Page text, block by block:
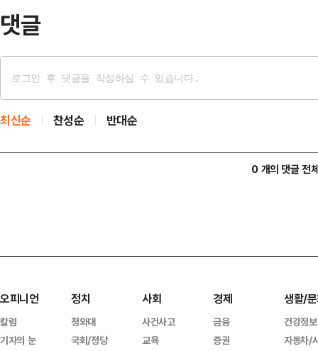
댓글
최신순 찬성순 반대순
0 개의 댓글 전
오피니언
칼럼
기자의 눈
정치
청와대
국회/정당
사회
사건사고
교육
경제
금융
증권
생활/
건강정보
자동차/